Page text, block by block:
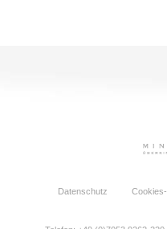
Datenschutz